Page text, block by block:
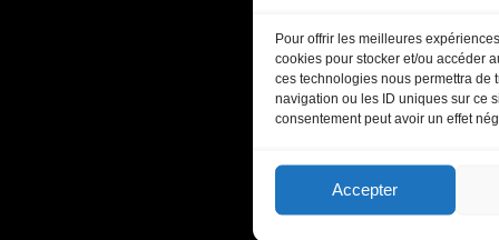
Pour offrir les meilleures
cookies pour stocker et/ou accéder
ces technologies nous permettra de
navigation ou les ID uniques sur ce
consentement peut avoir un effet
Accepter